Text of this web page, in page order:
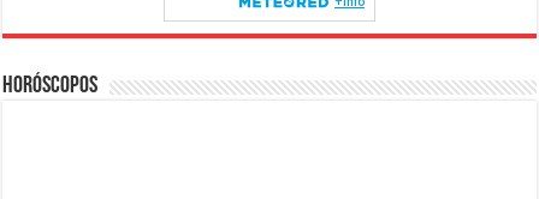
Horóscopos